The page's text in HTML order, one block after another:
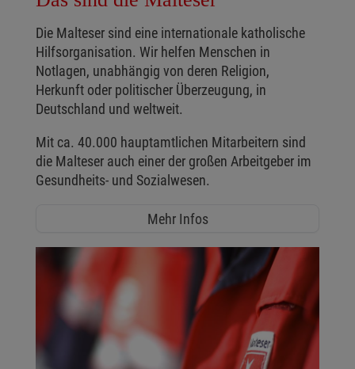
Die Malteser sind eine internationale katholische
Hilfsorganisation. Wir helfen Menschen in
Notlagen, unabhängig von deren Religion,
Herkunft oder politischer Überzeugung, in
Deutschland und weltweit.
Mit ca. 40.000 hauptamtlichen Mitarbeitern sind
die Malteser auch einer der großen Arbeitgeber im
Gesundheits- und Sozialwesen.
Mehr Infos